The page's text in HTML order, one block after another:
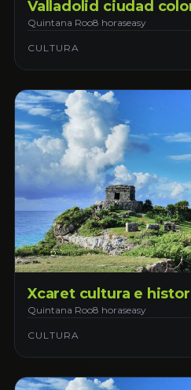
Valladolid ciudad
Quintana Roo8 horaseasy
CULTURA
Xcaret cultura e
Quintana Roo8 horaseasy
CULTURA